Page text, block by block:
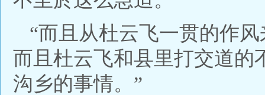
“而且从杜云飞一贯的作
而且杜云飞和县里打交道的
沟乡的事情。”